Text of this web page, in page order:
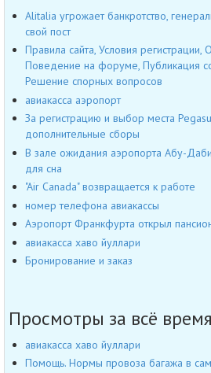
Alitalia угрожает банкротство,
свой пост
Правила сайта, Условия
Поведение на форуме, Публикация
Решение спорных вопросов
авиакасса аэропорт
За регистрацию и выбор места
дополнительные сборы
В зале ожидания аэропорта Абу-
для сна
"Air Canada" возвращается к работе
номер телефона авиакассы
Аэропорт Франкфурта открыл
авиакасса хаво йуллари
Бронирование и заказ
Просмотры за всё
авиакасса хаво йуллари
Помощь. Нормы провоза багажа в